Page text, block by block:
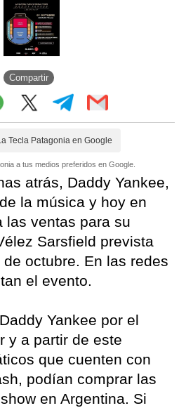
Compartir
Tecla Patagonia en Google
a tus medios preferidos en Google.
atrás, Daddy Yankee,
la música y hoy en
las ventas para su
Sarsfield prevista
octubre. En las redes
el evento.
Yankee por el
y a partir de este
que cuenten con
podían comprar las
en Argentina. Si